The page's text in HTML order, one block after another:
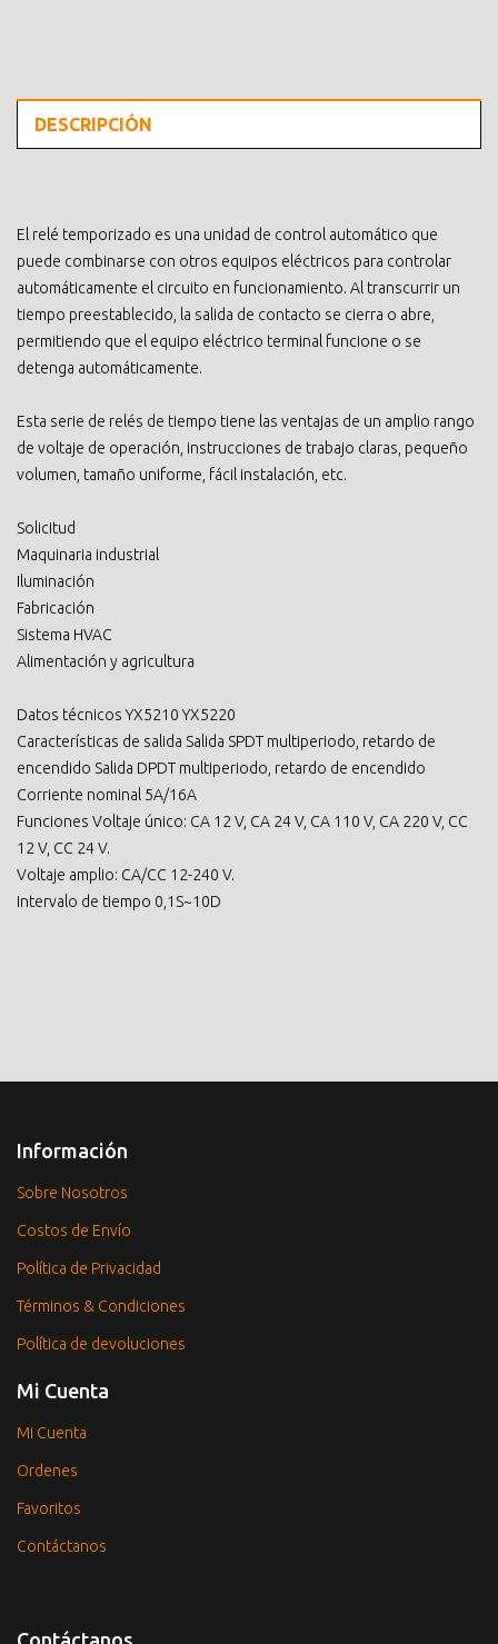
DESCRIPCIÓN
El relé temporizado es una unidad de control automático que
puede combinarse con otros equipos eléctricos para controlar
automáticamente el circuito en funcionamiento. Al transcurrir un
tiempo preestablecido, la salida de contacto se cierra o abre,
permitiendo que el equipo eléctrico terminal funcione o se
detenga automáticamente.
Esta serie de relés de tiempo tiene las ventajas de un amplio rango
de voltaje de operación, instrucciones de trabajo claras, pequeño
volumen, tamaño uniforme, fácil instalación, etc.
Solicitud
Maquinaria industrial
Iluminación
Fabricación
Sistema HVAC
Alimentación y agricultura
Datos técnicos YX5210 YX5220
Características de salida Salida SPDT multiperiodo, retardo de
encendido Salida DPDT multiperiodo, retardo de encendido
Corriente nominal 5A/16A
Funciones Voltaje único: CA 12 V, CA 24 V, CA 110 V, CA 220 V, CC
12 V, CC 24 V.
Voltaje amplio: CA/CC 12-240 V.
Intervalo de tiempo 0,1S~10D
Información
Sobre Nosotros
Costos de Envío
Política de Privacidad
Términos & Condiciones
Política de devoluciones
Mi Cuenta
Mi Cuenta
Ordenes
Favoritos
Contáctanos